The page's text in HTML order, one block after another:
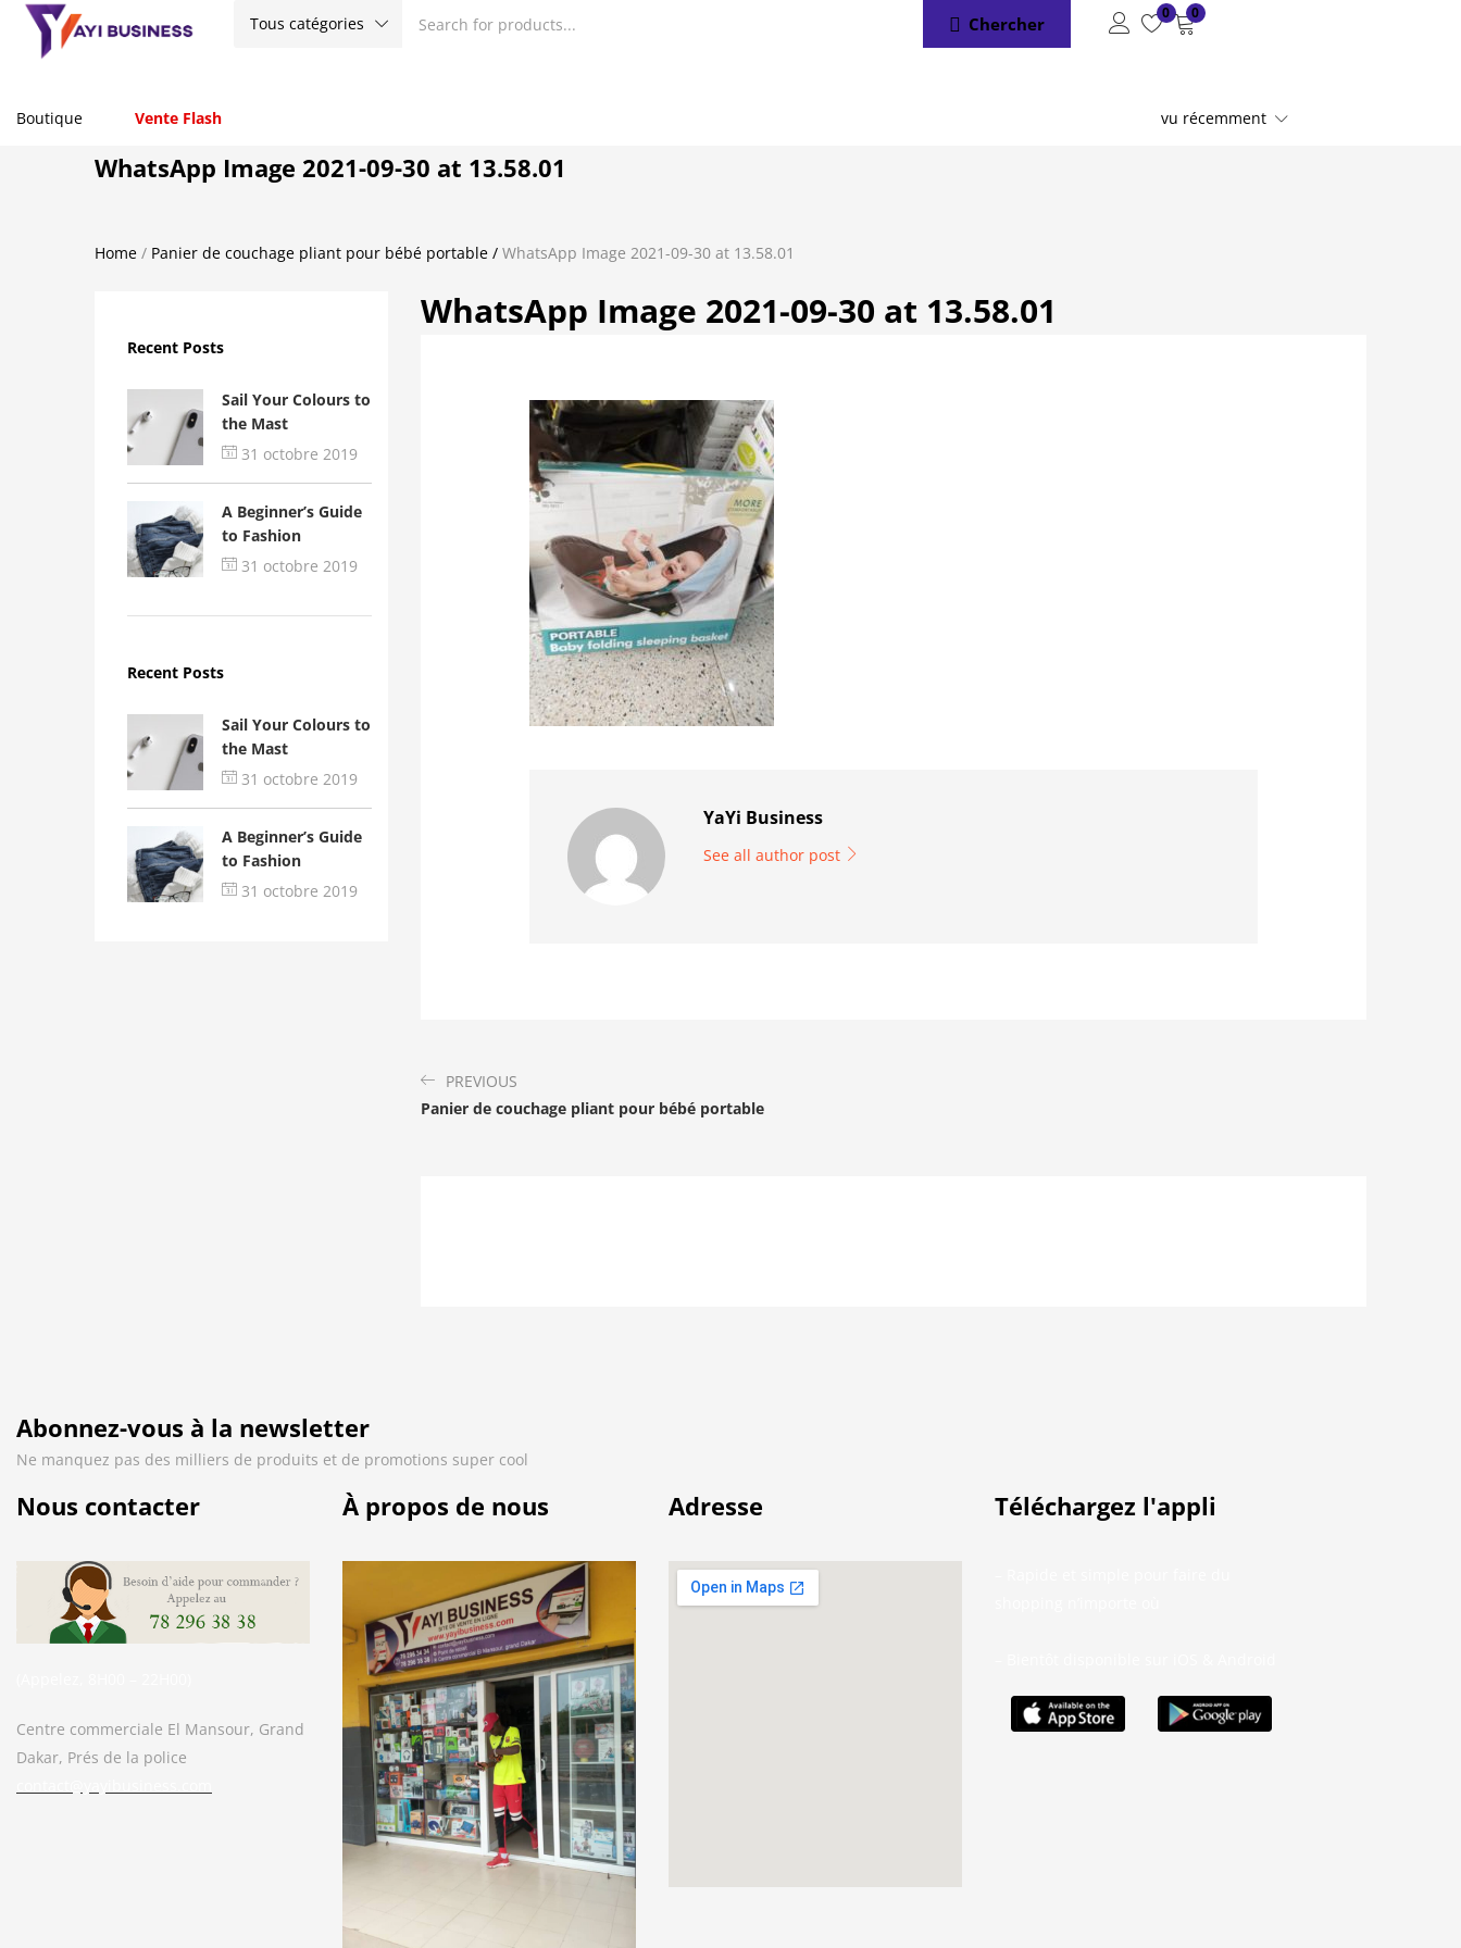
Tous catégories Chercher
0 0
Boutique Vente Flash vu récemment
WhatsApp Image 2021-09-30 at 13.58.01
Home / Panier de couchage pliant pour bébé portable / WhatsApp Image 2021-09-30 at 13.58.01
Recent Posts
Sail Your Colours to
the Mast
31 octobre 2019
A Beginner’s Guide
to Fashion
31 octobre 2019
Recent Posts
Sail Your Colours to
the Mast
31 octobre 2019
A Beginner’s Guide
to Fashion
31 octobre 2019
WhatsApp Image 2021-09-30 at 13.58.01
YaYi Business
See all author post
PREVIOUS
Panier de couchage pliant pour bébé portable
Abonnez-vous à la newsletter
Ne manquez pas des milliers de produits et de promotions super cool
Nous contacter
Centre commerciale El Mansour, Grand
Dakar, Prés de la police
À propos de nous Adresse Téléchargez l'appli
Bonjour. En quoi puis-je vous aider ?